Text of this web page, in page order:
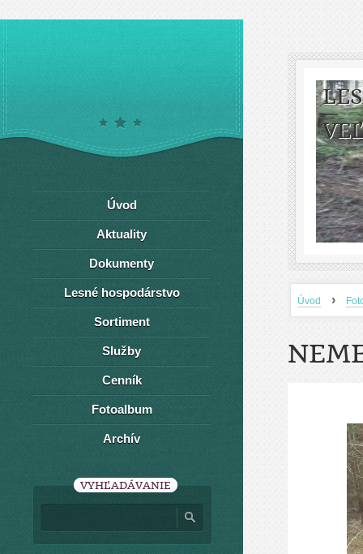
Úvod ›
Úvod
Aktuality
Dokumenty
Lesné hospodárstvo
Sortiment
Služby
Cenník
Fotoalbum
Archív
VYHĽADÁVANIE